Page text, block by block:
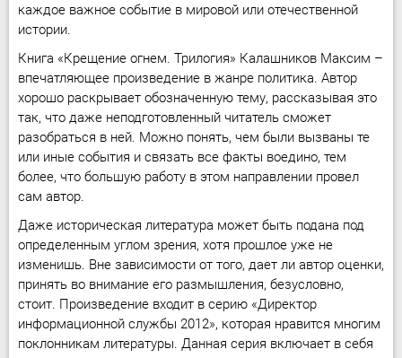
каждое важное событие в мировой или отечественной
истории.
Книга «Крещение огнем. Трилогия» Калашников Максим –
впечатляющее произведение в жанре политика. Автор
хорошо раскрывает обозначенную тему, рассказывая это
так, что даже неподготовленный читатель сможет
разобраться в ней. Можно понять, чем были вызваны те
или иные события и связать все факты воедино, тем
более, что большую работу в этом направлении провел
сам автор.
Даже историческая литература может быть подана под
определенным углом зрения, хотя прошлое уже не
изменишь. Вне зависимости от того, дает ли автор оценки,
принять во внимание его размышления, безусловно,
стоит. Произведение входит в серию «Директор
информационной службы 2012», которая нравится многим
поклонникам литературы. Данная серия включает в себя